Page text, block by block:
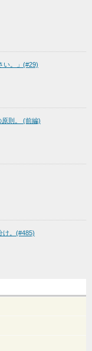
い。」(#29)
原則。 (前編)
け。(#485)